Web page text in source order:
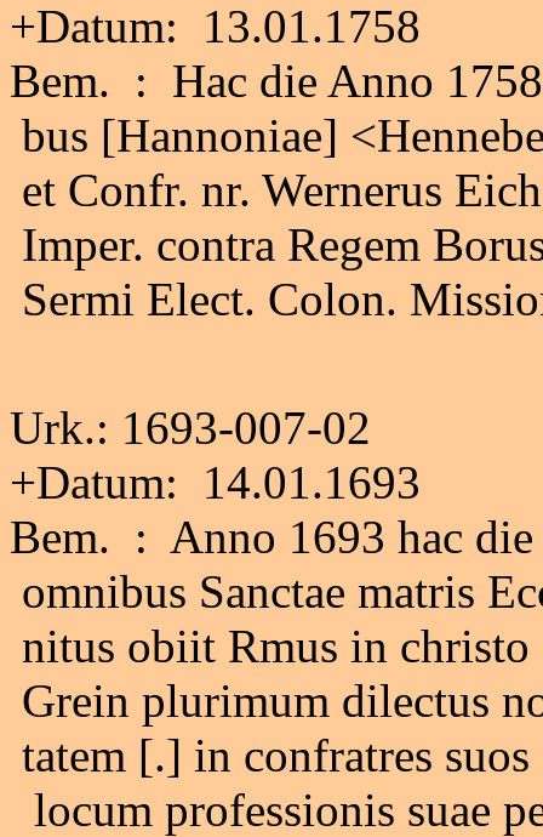
+Datum: 13.01.1758
Bem. : Hac die Anno
bus [Hannoniae]
et Confr. nr. Wernerus
Imper. contra Regem
Sermi Elect. Colon.
Urk.: 1693-007-02
+Datum: 14.01.1693
Bem. : Anno 1693 hac die
omnibus Sanctae matris
nitus obiit Rmus in christo
Grein plurimum dilectus
tatem [.] in confratres
locum professionis suae